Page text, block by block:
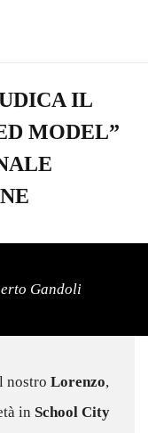
IL
MODEL”
Gandoli
nostro Lorenzo,
in School City